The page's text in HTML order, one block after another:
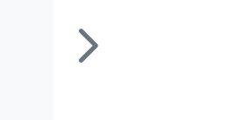
chevron_right